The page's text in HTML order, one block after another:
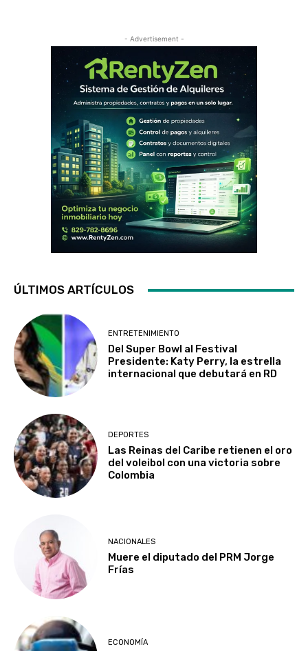
- Advertisement -
ÚLTIMOS ARTÍCULOS
ENTRETENIMIENTO
Del Super Bowl al Festival
Presidente: Katy Perry, la estrella
internacional que debutará en RD
DEPORTES
Las Reinas del Caribe retienen el oro
del voleibol con una victoria sobre
Colombia
NACIONALES
Muere el diputado del PRM Jorge
Frías
ECONOMÍA